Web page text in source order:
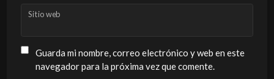
Sitio web
Guarda mi nombre, correo electrónico y web en este
navegador para la próxima vez que comente.